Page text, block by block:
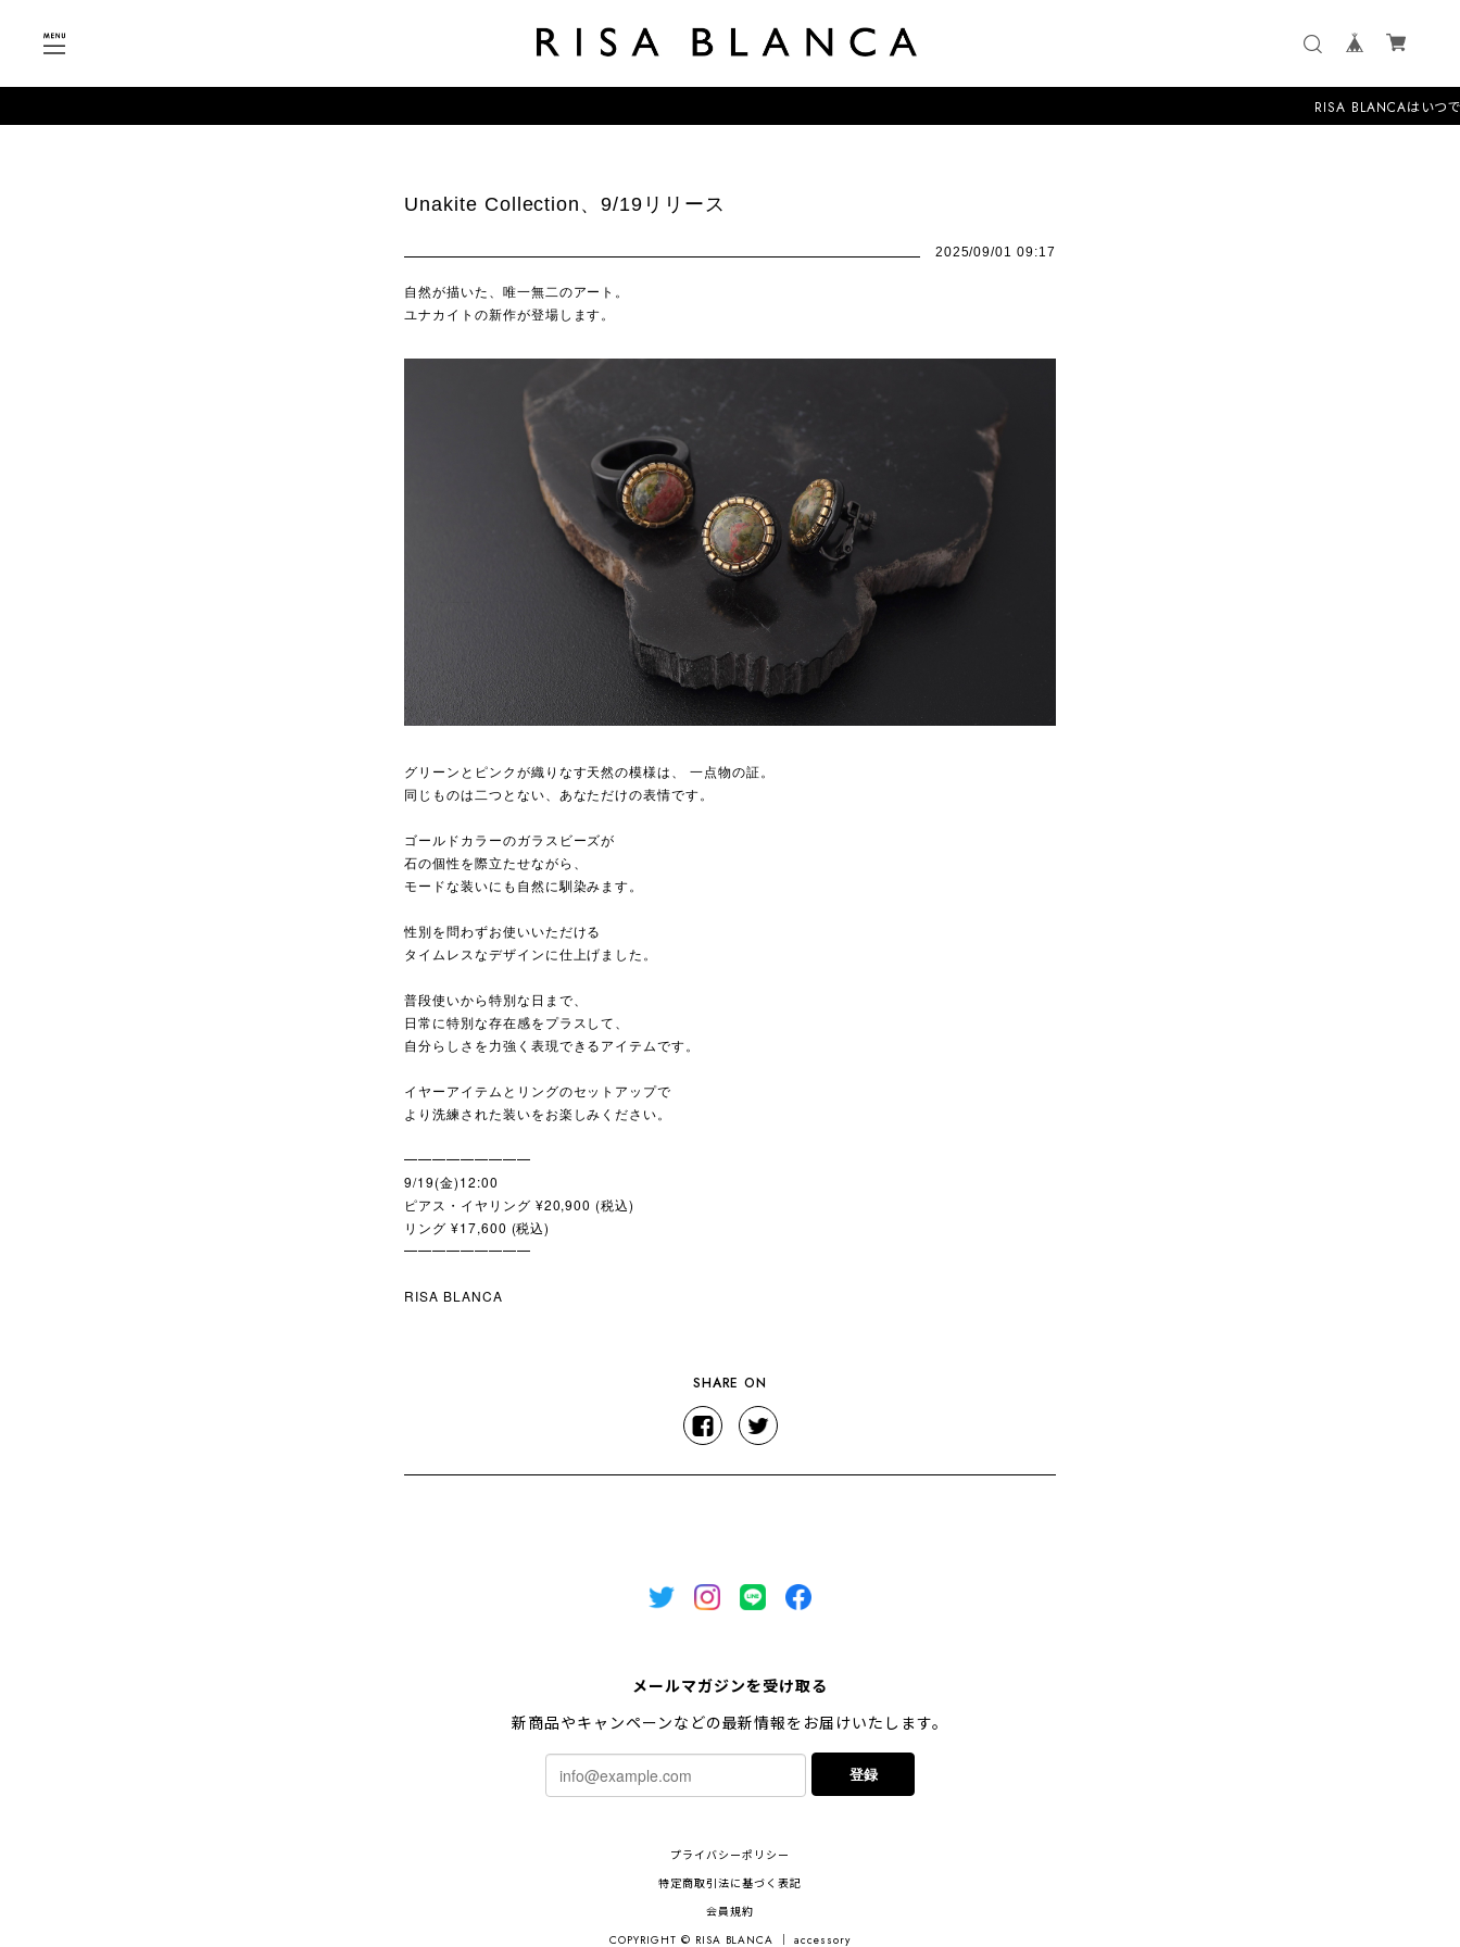
RISA BLANCAはいつでも
Unakite Collection、9/19リリース
2025/09/01 09:17
自然が描いた、唯一無二のアート。
ユナカイトの新作が登場します。
グリーンとピンクが織りなす天然の模様は、
一点物の証。
同じものは二つとない、あなただけの表情です。
ゴールドカラーのガラスビーズが
石の個性を際立たせながら、
モードな装いにも自然に馴染みます。
性別を問わずお使いいただける
タイムレスなデザインに仕上げました。
普段使いから特別な日まで、
日常に特別な存在感をプラスして、
自分らしさを力強く表現できるアイテムです。
イヤーアイテムとリングのセットアップで
より洗練された装いをお楽しみください。
━━━━━━━━━
9/19(金)12:00
ピアス・イヤリング ¥20,900 (税込)
リング ¥17,600 (税込)
━━━━━━━━━
RISA BLANCA
SHARE ON
メールマガジンを受け取る
新商品やキャンペーンなどの最新情報をお届けいたします。
登録
プライバシーポリシー
特定商取引法に基づく表記
会員規約
COPYRIGHT © RISA BLANCA ｜ accessory